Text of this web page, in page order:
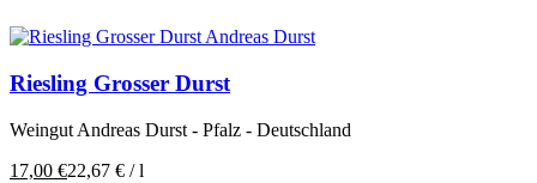
Riesling Grosser Durst
Weingut Andreas Durst - Pfalz - Deutschland
17,00 €22,67 € /l